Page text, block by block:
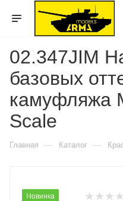
02.347JIM
базовых
камуфляжа
Scale
Главная — Каталог —
Новинка